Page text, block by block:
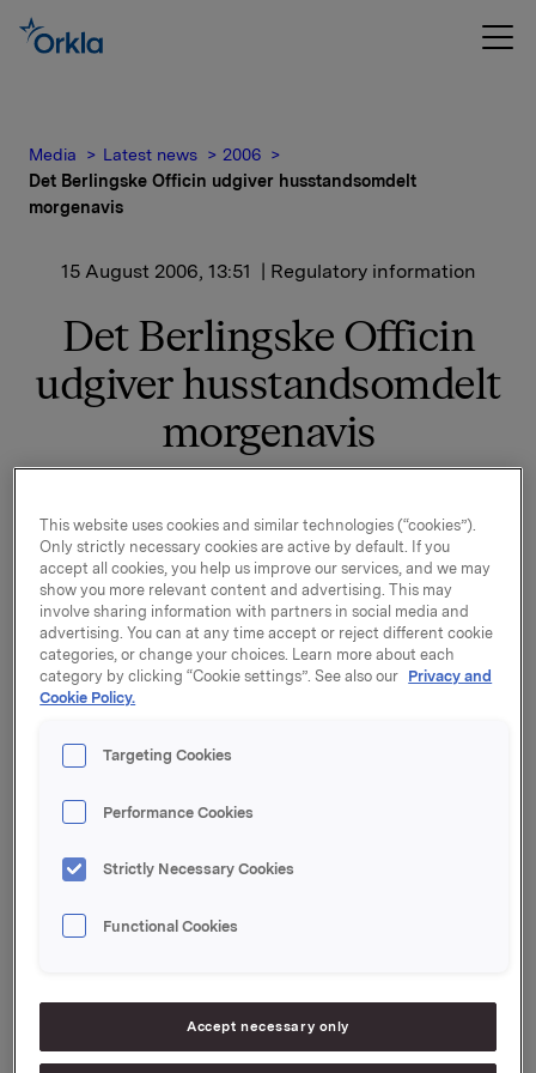
Media Latest news
2006
Det Berlingske Officin udgiver husstandsomdelt
morgenavis
15 August 2006, 13:51 | Regulatory information
Det Berlingske Officin
udgiver husstandsomdelt
morgenavis
med planerne for en gratis, husstandsomdelt
morgenavis i flere måneder, udtaler koncernchef
Joachim Malling.
I torsdags blev det egentlige projekt skudt i
gang med etableringen af en redaktion, der er samlet
fra mediehusets øvrige aviser. Den endelige
beslutning om at være den første gratis
tirsdag formiddag. Og allerede mindre end et døgn
DATO i hånden, siger Joachim Malling.
Vi tror, at den moderne dansker har lyst til og
behov for at få et hurtigt overblik i den fortravlede
morgenstund - et overblik der gør familien klar til
hverdagen. Mange børnefamilier abonnerer ikke på
henvender sig til de mennesker, der gerne vil have
overblik og være klar til hverdagen, men kun har 10
This website uses cookies and similar technologies (“cookies”).
Only strictly necessary cookies are active by default. If you
accept all cookies, you help us improve our services, and we may
show you more relevant content and advertising. This may
involve sharing information with partners in social media and
advertising. You can at any time accept or reject different cookie
categories, or change your choices. Learn more about each
category by clicking “Cookie settings”. See also our Privacy and
Cookie Policy.
Targeting Cookies
Performance Cookies
Strictly Necessary Cookies
Functional Cookies
Accept necessary only